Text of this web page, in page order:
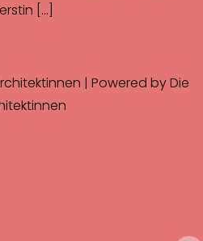
[…]
| Powered by Die